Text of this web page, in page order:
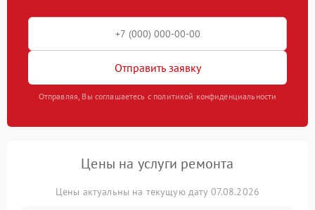
Отправить заявку
Отправляя, Вы соглашаетесь с политикой конфиденциальности
Цены на услуги ремонта
Цены актуальны на текущую дату 07.08.2026